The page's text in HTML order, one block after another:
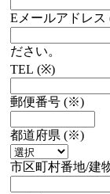
Eメールアドレス
ださい。
TEL (※)
郵便番号 (※)
都道府県 (※)
市区町村番地/建